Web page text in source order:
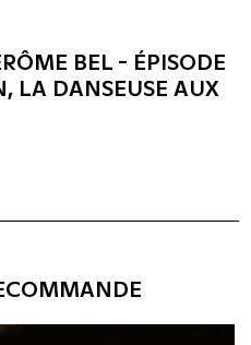
BEL - ÉPISODE
LA DANSEUSE AUX